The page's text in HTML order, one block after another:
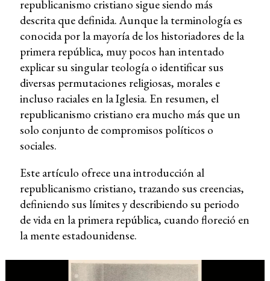
republicanismo cristiano sigue siendo más
descrita que definida. Aunque la terminología es
conocida por la mayoría de los historiadores de la
primera república, muy pocos han intentado
explicar su singular teología o identificar sus
diversas permutaciones religiosas, morales e
incluso raciales en la Iglesia. En resumen, el
republicanismo cristiano era mucho más que un
solo conjunto de compromisos políticos o
sociales.
Este artículo ofrece una introducción al
republicanismo cristiano, trazando sus creencias,
definiendo sus límites y describiendo su periodo
de vida en la primera república, cuando floreció en
la mente estadounidense.